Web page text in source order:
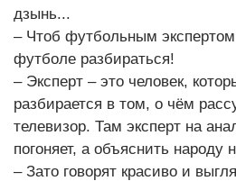
дзынь...
– Чтоб футбольным
футболе разбираться!
– Эксперт – это человек,
разбирается в том, о чём
телевизор. Там эксперт на
погоняет, а объяснить народу
– Зато говорят красиво и